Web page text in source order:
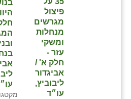
פיצול
מגרשים
מנחלות
ומשקי
עזר -
חלק א' /
אביגדור
ליבוביץ,
עו״ד